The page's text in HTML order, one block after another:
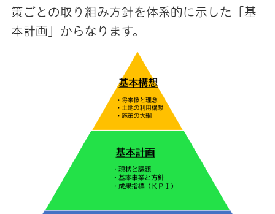
策ごとの取り組み方針を体系的に示した「基
本計画」からなります。